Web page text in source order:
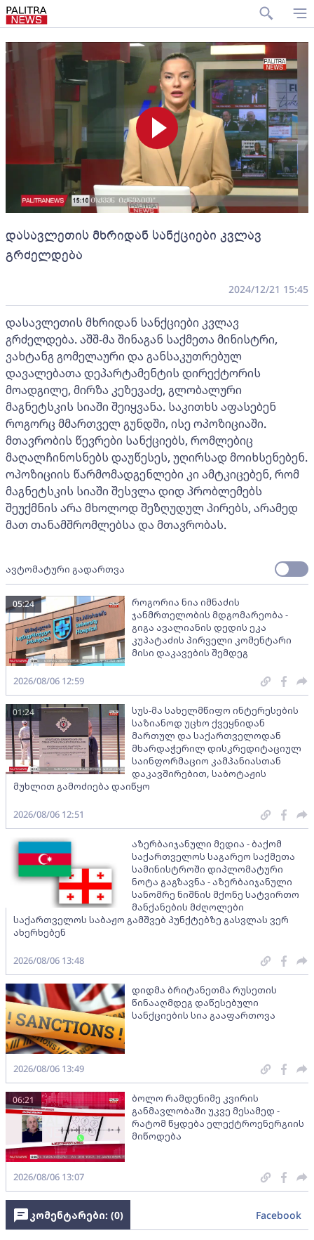
დასავლეთის მხრიდან სანქციები კვლავ
გრძელდება
2024/12/21 15:45
დასავლეთის მხრიდან სანქციები კვლავ
გრძელდება. აშშ-მა შინაგან საქმეთა მინისტრი,
ვახტანგ გომელაური და განსაკუთრებულ
დავალებათა დეპარტამენტის დირექტორის
მოადგილე, მირზა კეზევაძე, გლობალური
მაგნეტსკის სიაში შეიყვანა. საკითხს აფასებენ
როგორც მმართველ გუნდში, ისე ოპოზიციაში.
მთავრობის წევრები სანქციებს, რომლებიც
მაღალჩინოსნებს დაუწესეს, უღირსად მოიხსენებენ.
ოპოზიციის წარმომადგენლები კი ამტკიცებენ, რომ
მაგნეტსკის სიაში შესვლა დიდ პრობლემებს
შეუქმნის არა მხოლოდ შეზღუდულ პირებს, არამედ
მათ თანამშრომლებსა და მთავრობას.
ავტომატური გადართვა
როგორია ნია იმნაძის
ჯანმრთელობის მდგომარეობა -
გიგა ავალიანის დედის ეკა
კუპატაძის პირველი კომენტარი
მისი დაკავების შემდეგ
05:24
2026/08/06 12:59
სუს-მა სახელმწიფო ინტერესების
საზიანოდ უცხო ქვეყნიდან
მართულ და საქართველოდან
მხარდაჭერილ დისკრედიტაციულ
საინფორმაციო კამპანიასთან
დაკავშირებით, საბოტაჟის
მუხლით გამოძიება დაიწყო
01:24
2026/08/06 12:51
აზერბაიჯანული მედია - ბაქომ
საქართველოს საგარეო საქმეთა
სამინისტროში დიპლომატური
ნოტა გაგზავნა - აზერბაიჯანული
სანომრე ნიშნის მქონე სატვირთო
მანქანების მძღოლები
საქართველოს საბაჟო გამშვებ პუნქტებზე გასვლას ვერ
ახერხებენ
2026/08/06 13:48
დიდმა ბრიტანეთმა რუსეთის
წინააღმდეგ დაწესებული
სანქციების სია გააფართოვა
2026/08/06 13:49
ბოლო რამდენიმე კვირის
განმავლობაში უკვე მესამედ -
რატომ წყდება ელექტროენერგიის
მიწოდება
06:21
2026/08/06 13:07
კომენტარები: (0) Facebook